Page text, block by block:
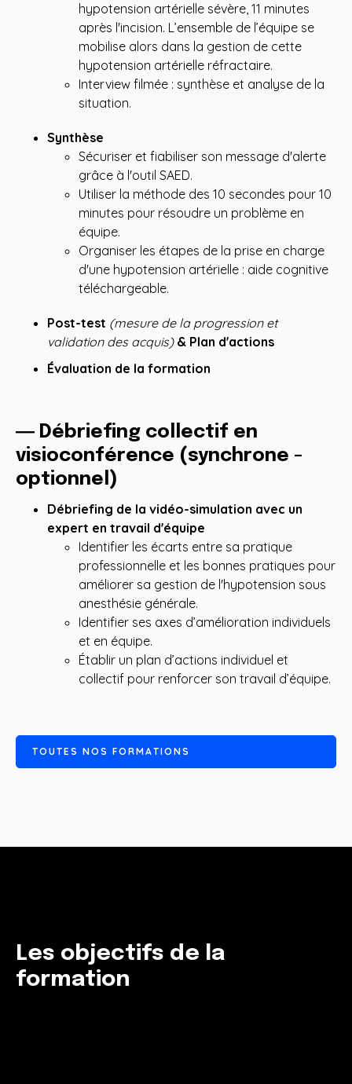
hypotension artérielle sévère, 11 minutes
après l'incision. L’ensemble de l’équipe se
mobilise alors dans la gestion de cette
hypotension artérielle réfractaire.
Interview filmée : synthèse et analyse de la
situation.
Synthèse
Sécuriser et fiabiliser son message d'alerte
grâce à l'outil SAED.
Utiliser la méthode des 10 secondes pour 10
minutes pour résoudre un problème en
équipe.
Organiser les étapes de la prise en charge
d'une hypotension artérielle : aide cognitive
téléchargeable.
Post-test (mesure de la progression et
validation des acquis)& Plan d'actions
Évaluation de la formation
― Débriefing collectif en
visioconférence (synchrone -
optionnel)
Débriefing de la vidéo-simulation avec un
expert en travail d'équipe
Identifier les écarts entre sa pratique
professionnelle et les bonnes pratiques pour
améliorer sa gestion de l'hypotension sous
anesthésie générale.
Identifier ses axes d’amélioration individuels
et en équipe.
Établir un plan d’actions individuel et
collectif pour renforcer son travail d’équipe.
TOUTE S NOS FORMATIONS
Les objectifs de la
formation